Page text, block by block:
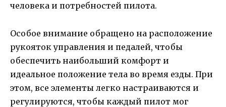
человека и потребностей пилота.
Особое внимание обращено на расположение
рукояток управления и педалей, чтобы
обеспечить наибольший комфорт и
идеальное положение тела во время езды. При
этом, все элементы легко настраиваются и
регулируются, чтобы каждый пилот мог